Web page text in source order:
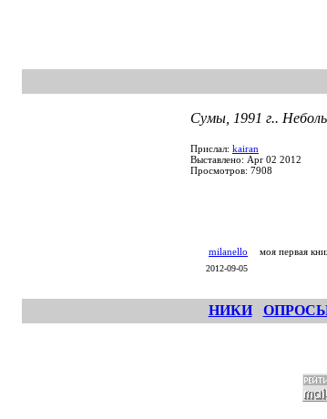
Сумы, 1991 г..
Прислал: kairan
Выставлено: Apr 02 2012
Просмотров: 7908
milanello
2012-09-05
моя первая
НИКИ